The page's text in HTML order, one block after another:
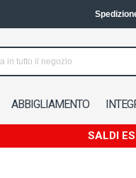
ABBIGLIAMENTO
SALDI